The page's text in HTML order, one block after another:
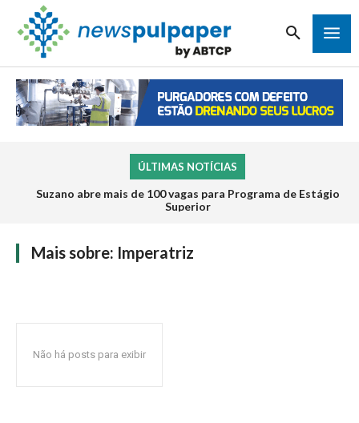
ÚLTIMAS NOTÍCIAS
Suzano abre mais de 100 vagas para Programa de Estágio
Superior
Mais sobre: Imperatriz
Não há posts para exibir